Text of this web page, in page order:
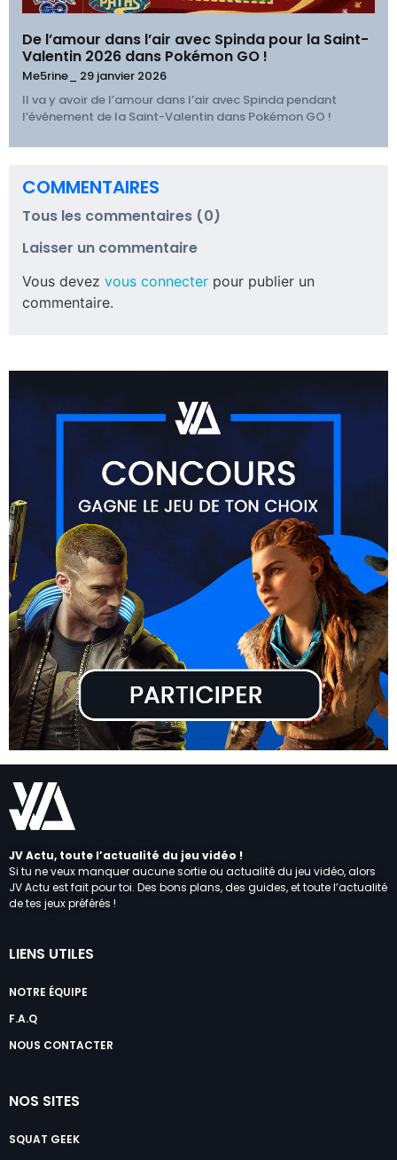
De l’amour dans l’air avec Spinda pour la Saint-
Valentin 2026 dans Pokémon GO !
Me5rine_ 29 janvier 2026
Il va y avoir de l’amour dans l’air avec Spinda pendant
l’événement de la Saint-Valentin dans Pokémon GO !
COMMENTAIRES
Tous les commentaires (0)
Laisser un commentaire
Vous devez vous connecter pour publier un
commentaire.
JV Actu, toute l’actualité du jeu vidéo !
Si tu ne veux manquer aucune sortie ou actualité du jeu vidéo, alors
JV Actu est fait pour toi. Des bons plans, des guides, et toute l’actualité
de tes jeux préférés !
LIENS UTILES
NOTRE ÉQUIPE
F.A.Q
NOUS CONTACTER
NOS SITES
SQUAT GEEK